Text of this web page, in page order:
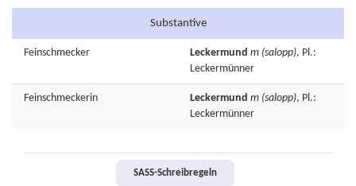
Substantive
Feinschmecker Leckermund m (salopp), Pl.:
Leckermünner
Feinschmeckerin Leckermund m (salopp), Pl.:
Leckermünner
SASS-Schreibregeln